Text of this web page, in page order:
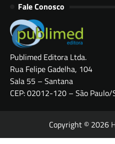
Fale Conosco
Publimed Editora Ltda.
Rua Felipe Gadelha, 104
Sala 55 – Santana
CEP: 02012-120 – São Paulo/
Copyright © 2026